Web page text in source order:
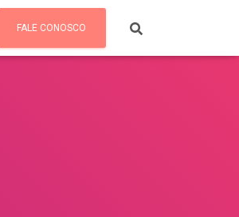
FALE CONOSCO